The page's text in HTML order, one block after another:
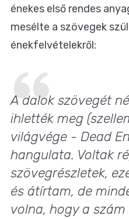
énekes első rendes
mesélte a szövegek
énekfelvételekről:
A dalok szövegét
ihlették meg
világvége - Dead
hangulata. Voltak
szövegrészletek,
és átírtam, de
volna, hogy a